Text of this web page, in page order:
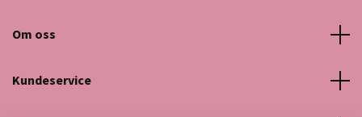
Om oss
Kundeservice